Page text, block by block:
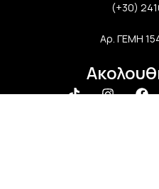
(+30)
Αρ. ΓΕΜΗ